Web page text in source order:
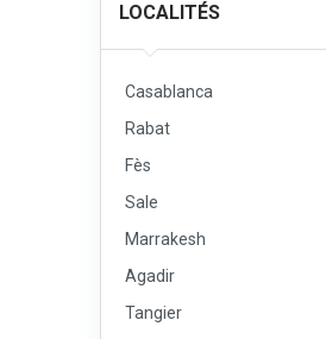
LOCALITÉS
Casablanca
Rabat
Fès
Sale
Marrakesh
Agadir
Tangier